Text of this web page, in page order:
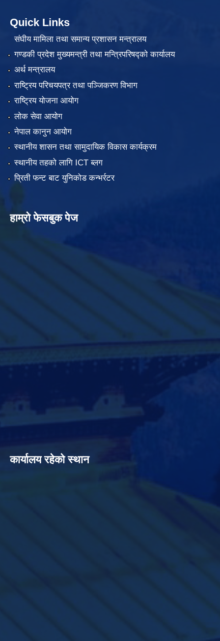
Quick Links
संघीय मामिला तथा समान्य प्रशासन मन्त्रालय
गण्डकी प्रदेश मुख्यमन्त्री तथा मन्त्रिपरिषद्को कार्यालय
अर्थ मन्त्रालय
राष्ट्रिय परिचयपत्र तथा पञ्जिकरण विभाग
राष्ट्रिय योजना आयोग
लोक सेवा आयोग
नेपाल कानुन आयोग
स्थानीय शासन तथा सामुदायिक विकास कार्यक्रम
स्थानीय तहको लागि ICT ब्लग
प्रिती फन्ट बाट युनिकोड कन्भर्रटर
हाम्रो फेसबुक पेज
कार्यालय रहेको स्थान